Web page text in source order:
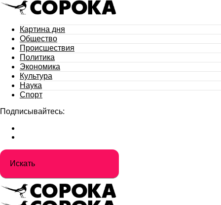
Картина дня
Общество
Происшествия
Политика
Экономика
Культура
Наука
Спорт
Подписывайтесь: